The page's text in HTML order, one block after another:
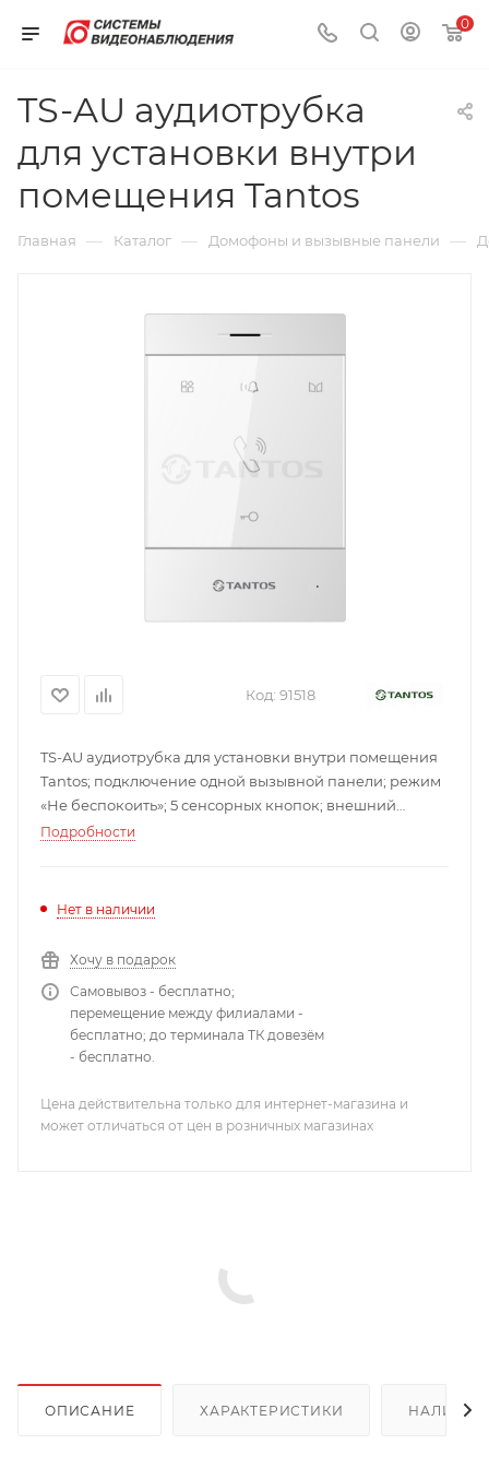
0
TS-AU аудиотрубка
для установки внутри
помещения Tantos
Главная — Каталог — Домофоны и вызывные панели —
Код: 91518
TS-AU аудиотрубка для установки внутри помещения
Tantos; подключение одной вызывной панели; режим
«Не беспокоить»; 5 сенсорных кнопок; внешний
источник питания; 12-15В; 138х90х15 мм.
Подробности
Нет в наличии
Хочу в подарок
Самовывоз - бесплатно;
перемещение между филиалами -
бесплатно; до терминала ТК довезём
- бесплатно.
Цена действительна только для интернет-магазина и
может отличаться от цен в розничных магазинах
ОПИСАНИЕ ХАРАКТЕРИСТИКИ НАЛИЧИЕ